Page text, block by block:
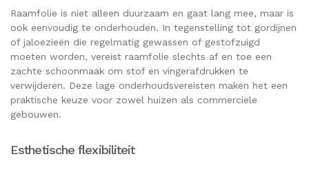
Raamfolie is niet alleen duurzaam en gaat lang mee, maar is
ook eenvoudig te onderhouden. In tegenstelling tot gordijnen
of jaloezieën die regelmatig gewassen of gestofzuigd
moeten worden, vereist raamfolie slechts af en toe een
zachte schoonmaak om stof en vingerafdrukken te
verwijderen. Deze lage onderhoudsvereisten maken het een
praktische keuze voor zowel huizen als commerciële
gebouwen.
Esthetische flexibiliteit